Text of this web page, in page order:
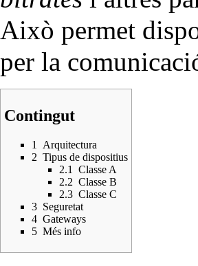
Això permet
per la
Contingut
1
Arquitectura
2 Tipus de dispositius
2.1
Classe A
2.2 Classe B
2.3 Classe C
3 Seguretat
4 Gateways
5 Més info